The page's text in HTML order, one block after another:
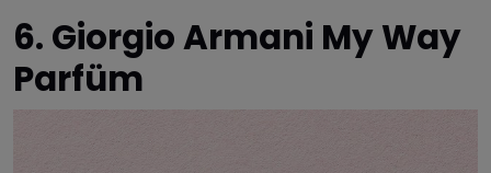
6. Giorgio Armani My Way
Parfüm